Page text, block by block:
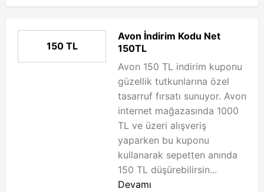
150 TL
Avon İndirim Kodu Net
150TL
Avon 150 TL indirim kuponu
güzellik tutkunlarına özel
tasarruf fırsatı sunuyor. Avon
internet mağazasında 1000
TL ve üzeri alışveriş
yaparken bu kuponu
kullanarak sepetten anında
150 TL düşürebilirsin...
Devamı